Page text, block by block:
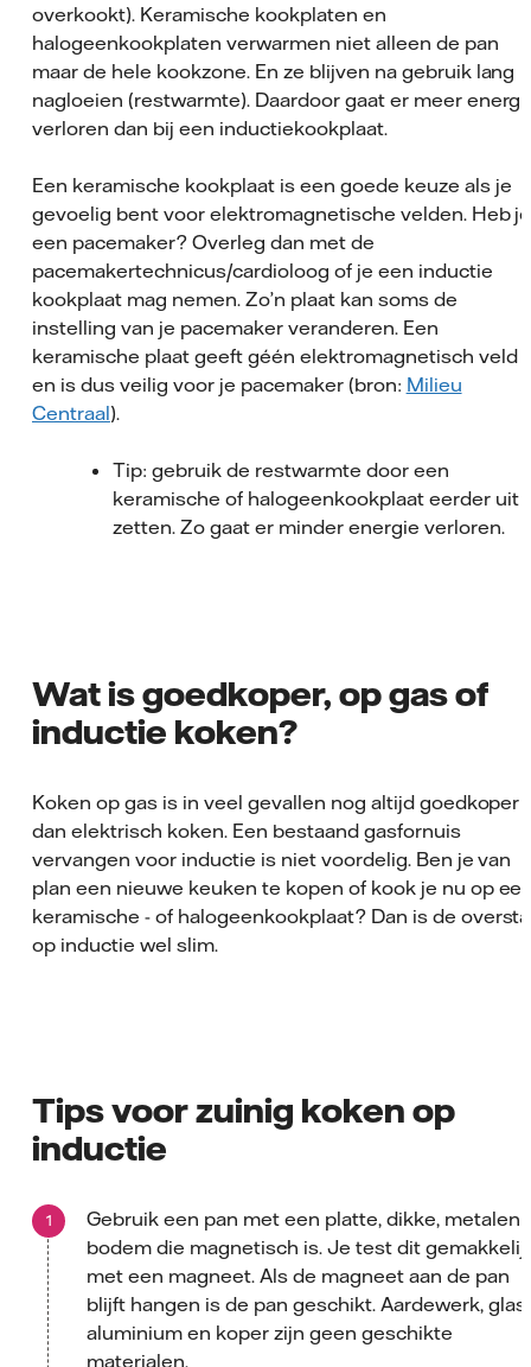
overkookt). Keramische kookplaten en
halogeenkookplaten verwarmen niet alleen de pan
maar de hele kookzone. En ze blijven na gebruik lang
nagloeien (restwarmte). Daardoor gaat er meer
verloren dan bij een inductiekookplaat.
Een keramische kookplaat is een goede keuze als je
gevoelig bent voor elektromagnetische velden. Heb je
een pacemaker? Overleg dan met de
pacemakertechnicus/cardioloog of je een inductie
kookplaat mag nemen. Zo’n plaat kan soms de
instelling van je pacemaker veranderen. Een
keramische plaat geeft géén elektromagnetisch veld
en is dus veilig voor je pacemaker (bron: Milieu
Centraal).
Tip: gebruik de restwarmte door een
keramische of halogeenkookplaat eerder uit
zetten. Zo gaat er minder energie verloren.
Wat is goedkoper, op gas of
inductie koken?
Koken op gas is in veel gevallen nog altijd goedkoper
dan elektrisch koken. Een bestaand gasfornuis
vervangen voor inductie is niet voordelig. Ben je van
plan een nieuwe keuken te kopen of kook je nu op
keramische - of halogeenkookplaat? Dan is de
op inductie wel slim.
Tips voor zuinig koken op
inductie
Gebruik een pan met een platte, dikke, metalen
bodem die magnetisch is. Je test dit
met een magneet. Als de magneet aan de pan
blijft hangen is de pan geschikt. Aardewerk, glas,
aluminium en koper zijn geen geschikte
materialen.